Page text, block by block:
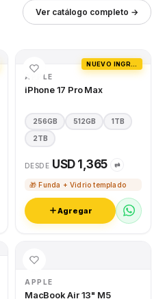
Ver catálogo completo →
APPLE
iPhone 17 Pro Max
256GB 512GB 1TB
2TB
DESDE USD 1,365 ⇄
🎁 Funda + Vidrio templado
Agregar
APPLE
MacBook Air 13" M5